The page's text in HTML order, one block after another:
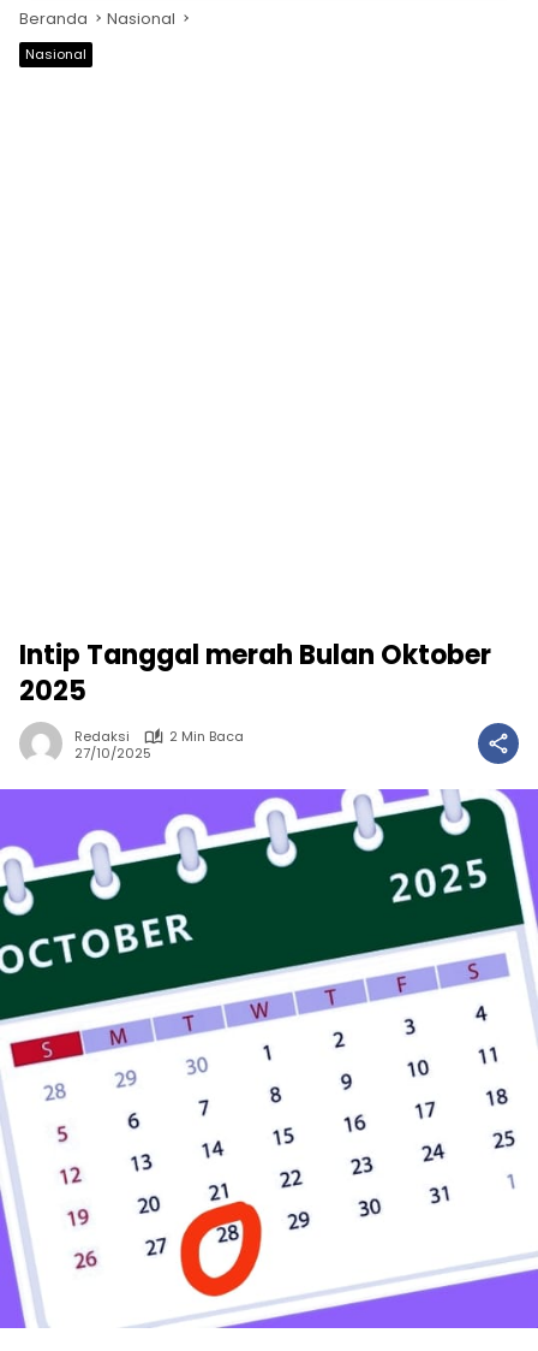
Beranda Nasional
Nasional
Intip Tanggal merah Bulan Oktober
2025
Redaksi
2 Min Baca
27/10/2025